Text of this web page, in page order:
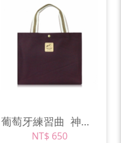
葡萄牙練習曲 神秘紫
NT$ 650